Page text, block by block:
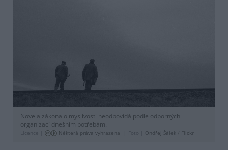
Novela zákona o myslivosti neodpovídá podle odborných
organizací dnešním potřebám.
Licence | Některá práva vyhrazena Foto | Ondřej Šálek Flickr